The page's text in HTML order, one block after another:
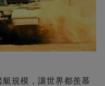
規模，讓世界都羨慕